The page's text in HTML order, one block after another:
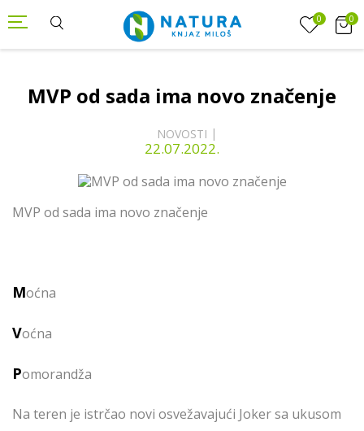
0 0
MVP od sada ima novo značenje
NOVOSTI
22.07.2022.
MVP od sada ima novo značenje
Moćna
Voćna
Pomorandža
Na teren je istrčao novi osvežavajući Joker sa ukusom